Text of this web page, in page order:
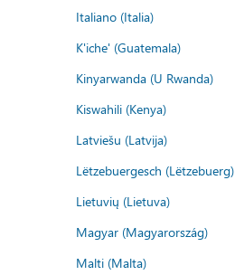
Italiano (Italia)
K'iche' (Guatemala)
Kinyarwanda (U Rwanda)
Kiswahili (Kenya)
Latviešu (Latvija)
Lëtzebuergesch (Lëtzebuerg)
Lietuvių (Lietuva)
Magyar (Magyarország)
Malti (Malta)